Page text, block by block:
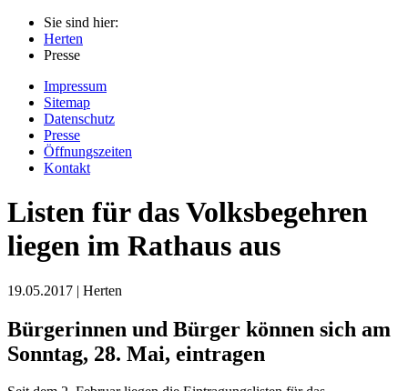
Sie sind hier:
Herten
Presse
Impressum
Sitemap
Datenschutz
Presse
Öffnungszeiten
Kontakt
Listen für das Volksbegehren
liegen im Rathaus aus
19.05.2017 | Herten
Bürgerinnen und Bürger können sich am
Sonntag, 28. Mai, eintragen